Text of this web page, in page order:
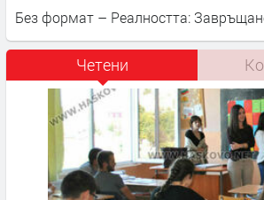
Без формат – Реалността:
Четени